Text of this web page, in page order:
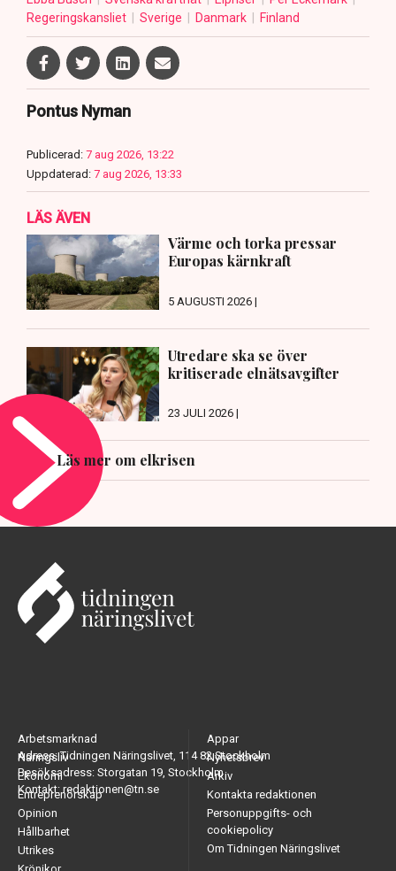
Regeringskansliet
Sverige Danmark Finland
Pontus Nyman
Publicerad: 7 aug 2026, 13:22
Uppdaterad: 7 aug 2026, 13:33
LÄS ÄVEN
Värme och torka pressar
Europas kärnkraft
5 AUGUSTI 2026 |
Utredare ska se över
kritiserade elnätsavgifter
23 JULI 2026 |
Läs mer om elkrisen
Adress: Tidningen Näringslivet, 114 82 Stockholm
Besöksadress: Storgatan 19, Stockholm
Kontakt: redaktionen@tn.se
Arbetsmarknad
Näringsliv
Ekonomi
Entreprenörskap
Opinion
Hållbarhet
Utrikes
Appar
Nyhetsbrev
Arkiv
Kontakta redaktionen
Personuppgifts- och
cookiepolicy
Om Tidningen Näringslivet